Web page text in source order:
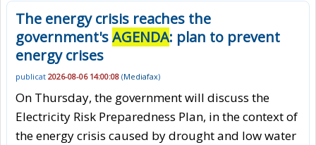
The energy crisis reaches the
government'sAGENDA: plan to prevent
energy crises
publicat 2026-08-06 14:00:08 (Mediafax)
On Thursday, the government will discuss the
Electricity Risk Preparedness Plan, in the context of
the energy crisis caused by drought and low water